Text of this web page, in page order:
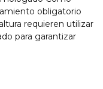
obligatorio
requieren utilizar
para garantizar